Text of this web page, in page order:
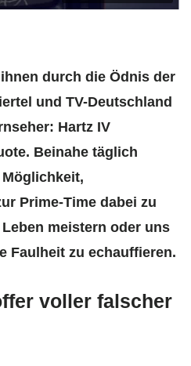
durch die Ödnis der
und TV-Deutschland
Hartz IV
Beinahe täglich
Prime-Time dabei zu
meistern oder uns
Faulheit zu echauffieren.
voller falscher